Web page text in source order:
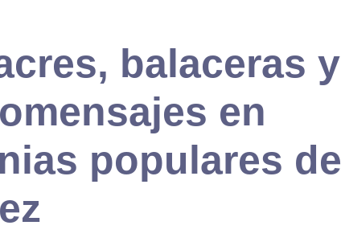
balaceras y
en
populares de